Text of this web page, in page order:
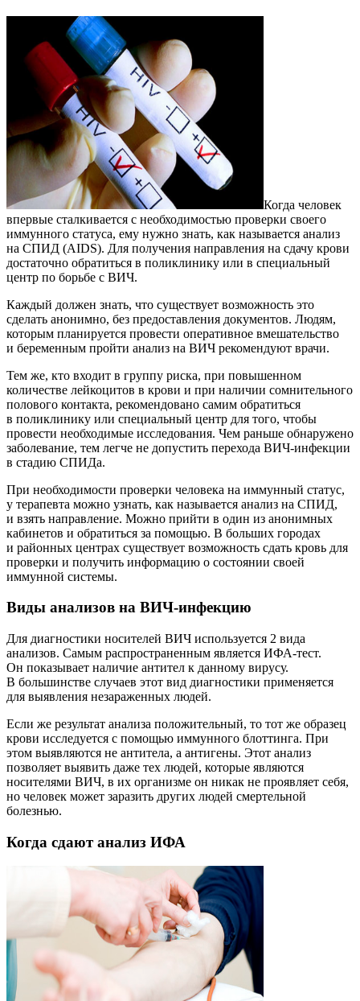
Когда человек
впервые сталкивается с необходимостью проверки своего
иммунного статуса, ему нужно знать, как называется анализ
на СПИД (AIDS). Для получения направления на сдачу крови
достаточно обратиться в поликлинику или в специальный
центр по борьбе с ВИЧ.
Каждый должен знать, что существует возможность это
сделать анонимно, без предоставления документов. Людям,
которым планируется провести оперативное вмешательство
и беременным пройти анализ на ВИЧ рекомендуют врачи.
Тем же, кто входит в группу риска, при повышенном
количестве лейкоцитов в крови и при наличии сомнительного
полового контакта, рекомендовано самим обратиться
в поликлинику или специальный центр для того, чтобы
провести необходимые исследования. Чем раньше обнаружено
заболевание, тем легче не допустить перехода ВИЧ-инфекции
в стадию СПИДа.
При необходимости проверки человека на иммунный статус,
у терапевта можно узнать, как называется анализ на СПИД,
и взять направление. Можно прийти в один из анонимных
кабинетов и обратиться за помощью. В больших городах
и районных центрах существует возможность сдать кровь для
проверки и получить информацию о состоянии своей
иммунной системы.
Виды анализов на ВИЧ-инфекцию
Для диагностики носителей ВИЧ используется 2 вида
анализов. Самым распространенным является ИФА-тест.
Он показывает наличие антител к данному вирусу.
В большинстве случаев этот вид диагностики применяется
для выявления незараженных людей.
Если же результат анализа положительный, то тот же образец
крови исследуется с помощью иммунного блоттинга. При
этом выявляются не антитела, а антигены. Этот анализ
позволяет выявить даже тех людей, которые являются
носителями ВИЧ, в их организме он никак не проявляет себя,
но человек может заразить других людей смертельной
болезнью.
Когда сдают анализ ИФА